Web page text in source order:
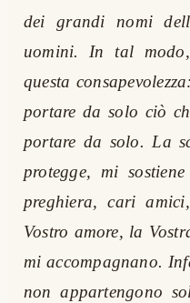
dei grandi nomi
uomini. In tal
questa
portare da solo ciò
portare da solo. La
protegge, mi
preghiera, cari
Vostro amore, la
mi accompagnano.
non appartengono